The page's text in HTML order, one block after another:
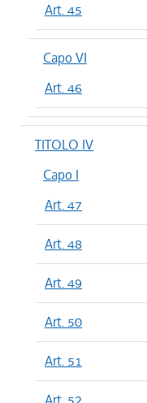
Art. 45
Capo VI
Art. 46
TITOLO IV
Capo I
Art. 47
Art. 48
Art. 49
Art. 50
Art. 51